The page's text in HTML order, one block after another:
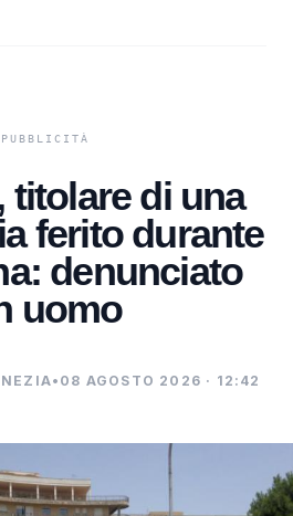
titolare di una
ferito durante
denunciato
uomo
• 08 AGOSTO 2026 · 12:42